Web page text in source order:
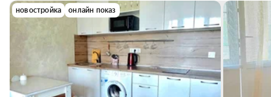
новостройка онлайн показ